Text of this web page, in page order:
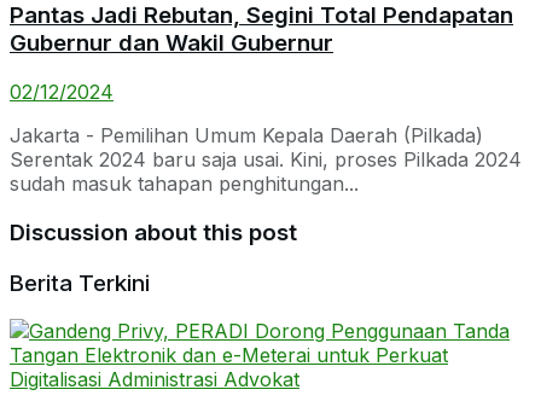
Pantas Jadi Rebutan, Segini Total Pendapatan
Gubernur dan Wakil Gubernur
02/12/2024
Jakarta - Pemilihan Umum Kepala Daerah (Pilkada)
Serentak 2024 baru saja usai. Kini, proses Pilkada 2024
sudah masuk tahapan penghitungan...
Discussion about this post
Berita Terkini